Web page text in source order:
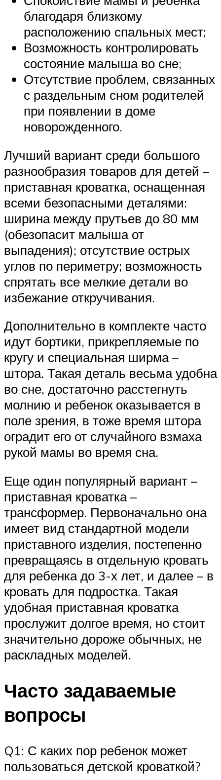
благодаря близкому
расположению спальных мест;
Возможность контролировать
состояние малыша во сне;
Отсутствие проблем, связанных
с раздельным сном родителей
при появлении в доме
новорожденного.
Лучший вариант среди большого
разнообразия товаров для детей –
приставная кроватка, оснащенная
всеми безопасными деталями:
ширина между прутьев до 80 мм
(обезопасит малыша от
выпадения); отсутствие острых
углов по периметру; возможность
спрятать все мелкие детали во
избежание откручивания.
Дополнительно в комплекте часто
идут бортики, прикрепляемые по
кругу и специальная ширма –
штора. Такая деталь весьма удобна
во сне, достаточно расстегнуть
молнию и ребенок оказывается в
поле зрения, в тоже время штора
оградит его от случайного взмаха
рукой мамы во время сна.
Еще один популярный вариант –
приставная кроватка –
трансформер. Первоначально она
имеет вид стандартной модели
приставного изделия, постепенно
превращаясь в отдельную кровать
для ребенка до 3-х лет, и далее – в
кровать для подростка. Такая
удобная приставная кроватка
прослужит долгое время, но стоит
значительно дороже обычных, не
раскладных моделей.
Часто задаваемые
вопросы
Q1: С каких пор ребенок может
пользоваться детской кроваткой?